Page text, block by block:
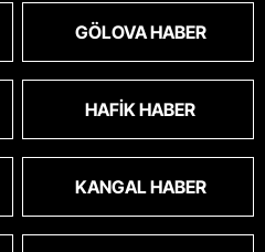
GÖLOVA HABER
HAFIK HABER
KANGAL HABER